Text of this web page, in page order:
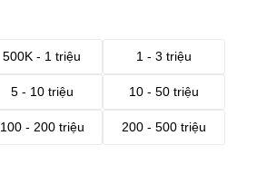
500K - 1 triệu 1 - 3 triệu
5 - 10 triệu 10 - 50 triệu
100 - 200 triệu 200 - 500 triệu